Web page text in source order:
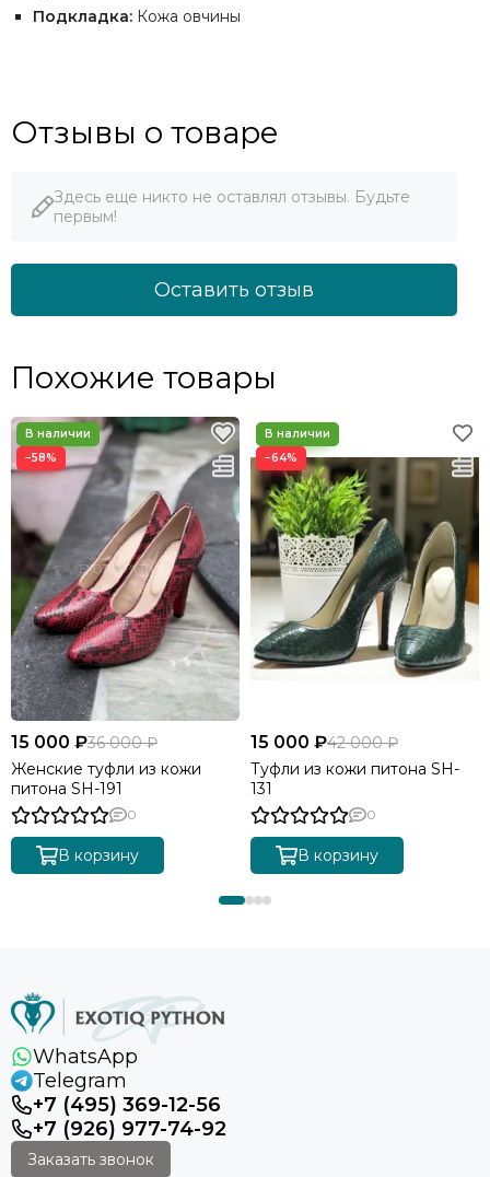
Подкладка: Кожа овчины
Отзывы о товаре
Здесь еще никто не оставлял отзывы. Будьте
первым!
Оставить отзыв
Похожие товары
−58%
15 000 ₽36 000 ₽
Женские туфли из кожи
питона SH-191
0
В корзину
−64%
15 000 ₽42 000 ₽
Туфли из кожи питона SH-
131
0
В корзину
WhatsApp
Telegram
+7 (495) 369-12-56
+7 (926) 977-74-92
Заказать звонок